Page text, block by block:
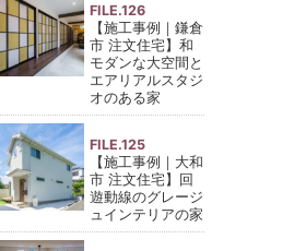
FILE.126
【施工事例｜鎌倉
市 注文住宅】和
モダンな大空間と
エアリアルスタジ
オのある家
FILE.125
【施工事例｜大和
市 注文住宅】回
遊動線のグレージ
ュインテリアの家